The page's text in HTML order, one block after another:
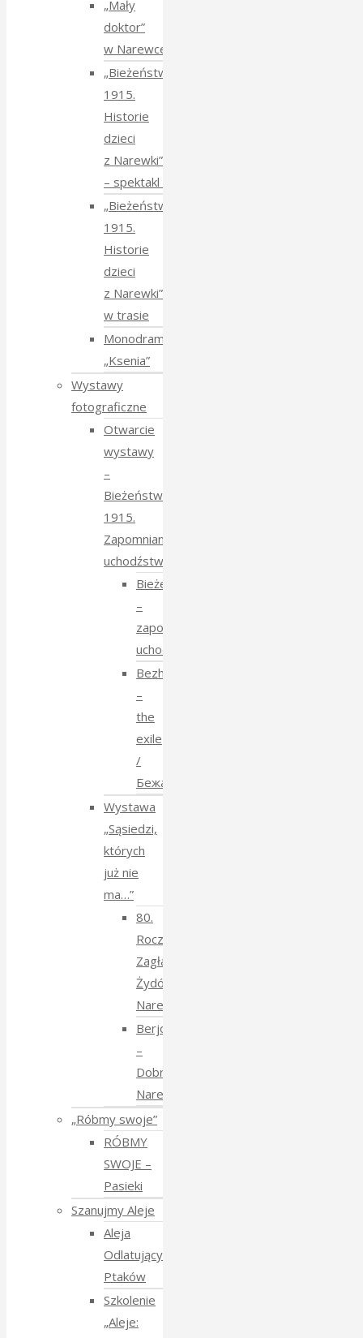
„Mały
doktor”
w Narewce
„Bieżeństwo
1915.
Historie
dzieci
z Narewki”
⁠–⁠ spektakl teatralny
„Bieżeństwo
1915.
Historie
dzieci
z Narewki”
w trasie
Monodram
„Ksenia”
Wystawy
fotograficzne
Otwarcie
wystawy
–
Bieżeństwo
1915.
Zapomniane
uchodźstwo
Bieżeństwo
–
zapomniane
uchodźstwo
Bezhenstvo
–
the
exile
/
Бежанства
Wystawa
„Sąsiedzi,
których
już nie
ma…”
80.
Rocznica
Zagłady
Żydów
Narewkowskich
Berjozkele
–
Dobranoc
Narewko
„Róbmy swoje”
RÓBMY
SWOJE –
Pasieki
Szanujmy Aleje
Aleja
Odlatujących
Ptaków
Szkolenie
„Aleje: